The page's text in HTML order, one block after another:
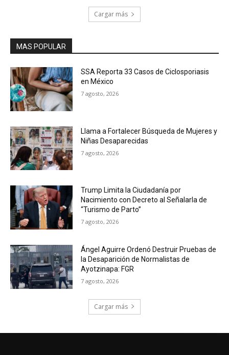
Cargar más
MAS POPULAR
SSA Reporta 33 Casos de Ciclosporiasis
en México
7 agosto, 2026
Llama a Fortalecer Búsqueda de Mujeres y
Niñas Desaparecidas
7 agosto, 2026
Trump Limita la Ciudadanía por
Nacimiento con Decreto al Señalarla de
“Turismo de Parto”
7 agosto, 2026
Ángel Aguirre Ordenó Destruir Pruebas de
la Desaparición de Normalistas de
Ayotzinapa: FGR
7 agosto, 2026
Cargar más